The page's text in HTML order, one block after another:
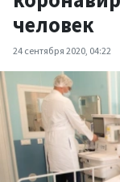
человек
24 сентября 2020, 04:22